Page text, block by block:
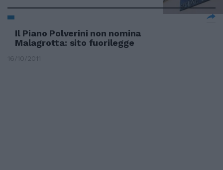
Il Piano Polverini non nomina
Malagrotta: sito fuorilegge
16/10/2011